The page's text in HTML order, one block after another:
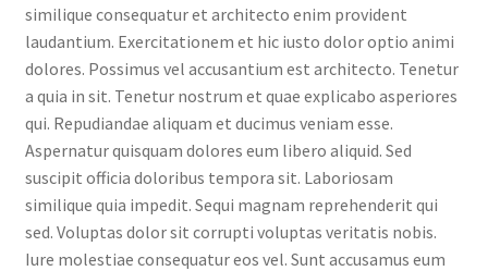
similique consequatur et architecto enim provident
laudantium. Exercitationem et hic iusto dolor optio animi
dolores. Possimus vel accusantium est architecto. Tenetur
a quia in sit. Tenetur nostrum et quae explicabo asperiores
qui. Repudiandae aliquam et ducimus veniam esse.
Aspernatur quisquam dolores eum libero aliquid. Sed
suscipit officia doloribus tempora sit. Laboriosam
similique quia impedit. Sequi magnam reprehenderit qui
sed. Voluptas dolor sit corrupti voluptas veritatis nobis.
Iure molestiae consequatur eos vel. Sunt accusamus eum